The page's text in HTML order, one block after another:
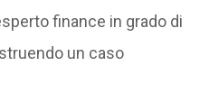
finance in grado di
un caso